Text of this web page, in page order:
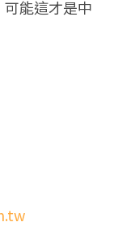
能這才是中